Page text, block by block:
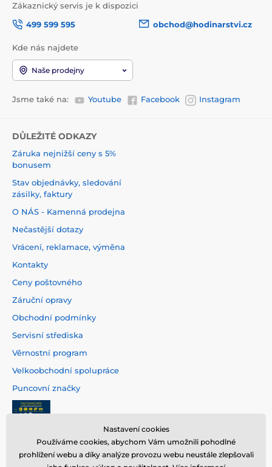
Zákaznický servis je k dispozici
499 599 595
obchod@hodinarstvi.cz
Kde nás najdete
Naše prodejny
Jsme také na: Youtube Facebook Instagram
DŮLEŽITÉ ODKAZY
Záruka nejnižší ceny s 5%
bonusem
Stav objednávky, sledování
zásilky, faktury
O NÁS - Kamenná prodejna
Nečastější dotazy
Vrácení, reklamace, výměna
Kontakty
Ceny poštovného
Záruční opravy
Obchodní podmínky
Servisní střediska
Věrnostní program
Velkoobchodní spolupráce
Puncovní značky
Nastavení cookies
Používáme cookies, abychom Vám umožnili pohodlné
prohlížení webu a díky analýze provozu webu neustále zlepšovali